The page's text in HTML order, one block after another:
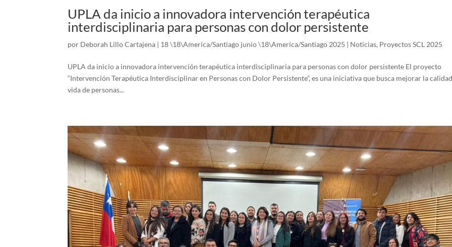
UPLA da inicio a innovadora intervención terapéutica
interdisciplinaria para personas con dolor persistente
por Deborah Lillo Cartajena | 18 \18\America/Santiago junio \18\America/Santiago 2025 | Noticias, Proyectos SCL 2025
UPLA da inicio a innovadora intervención terapéutica interdisciplinaria para personas con dolor persistente El proyecto
“Intervención Terapéutica Interdisciplinar en Personas con Dolor Persistente”, es una iniciativa que busca mejorar la
vida de personas...